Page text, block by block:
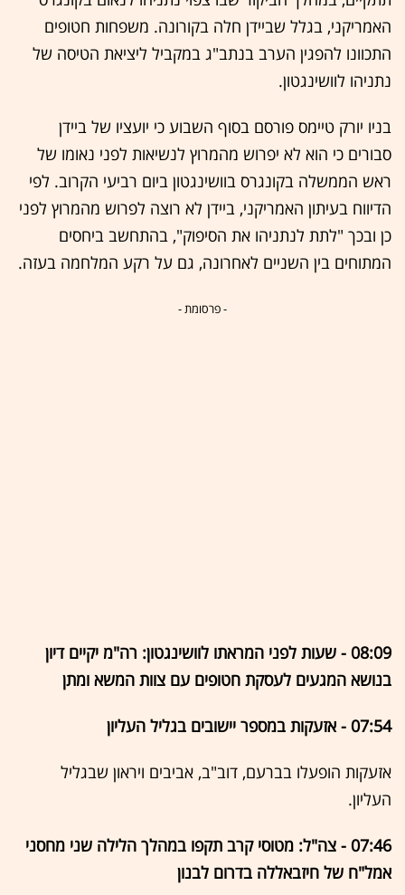
האמריקני, בגלל שביידן חלה בקורונה. משפחות חטופים
התכוונו להפגין הערב בנתב"ג במקביל ליציאת הטיסה של
נתניהו לוושינגטון.
בניו יורק טיימס פורסם בסוף השבוע כי יועציו של ביידן
סבורים כי הוא לא יפרוש מהמרוץ לנשיאות לפני נאומו של
ראש הממשלה בקונגרס בוושינגטון ביום רביעי הקרוב. לפי
הדיווח בעיתון האמריקני, ביידן לא רוצה לפרוש מהמרוץ לפני
כן ובכך "לתת לנתניהו את הסיפוק", בהתחשב ביחסים
המתוחים בין השניים לאחרונה, גם על רקע המלחמה בעזה.
- פרסומת -
08:09 - שעות לפני המראתו לוושינגטון: רה"מ יקיים דיון
בנושא המגעים לעסקת חטופים עם צוות המשא ומתן
07:54 - אזעקות במספר יישובים בגליל העליון
אזעקות הופעלו בברעם, דוב"ב, אביבים ויראון שבגליל
העליון.
07:46 - צה"ל: מטוסי קרב תקפו במהלך הלילה שני מחסני
אמל"ח של חיזבאללה בדרום לבנון